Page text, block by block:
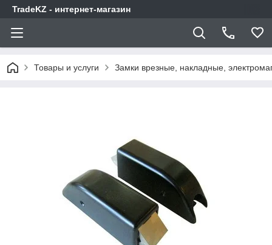
TradeKZ - интернет-магазин
Товары и услуги Замки врезные, накладные,